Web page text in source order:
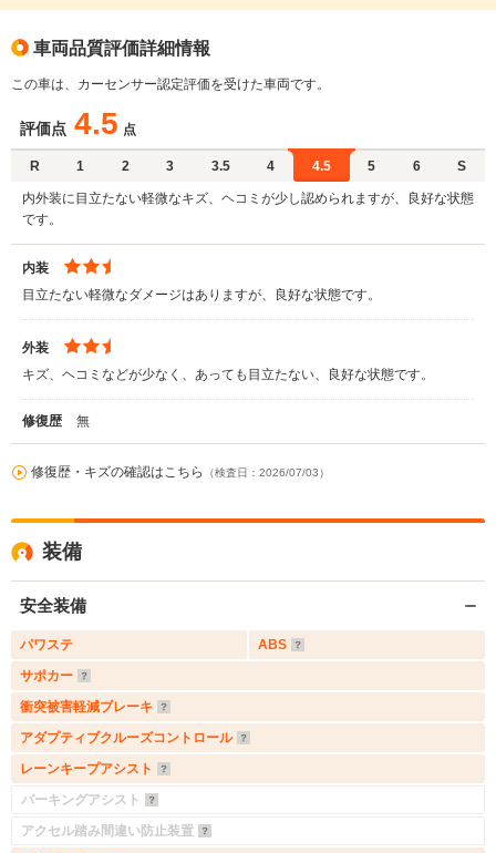
車両品質評価詳細情報
この車は、カーセンサー認定評価を受けた車両です。
評価点 4.5 点
R 1 2 3 3.5 4 4.5 5 6 S
内外装に目立たない軽微なキズ、ヘコミが少し認められますが、良好な状態
です。
内装
目立たない軽微なダメージはありますが、良好な状態です。
外装
キズ、ヘコミなどが少なく、あっても目立たない、良好な状態です。
修復歴 無
修復歴・キズの確認はこちら （検査日：2026/07/03）
装備
安全装備
パワステ
ABS
サポカー
衝突被害軽減ブレーキ
アダプティブクルーズコントロール
レーンキープアシスト
パーキングアシスト
アクセル踏み間違い防止装置